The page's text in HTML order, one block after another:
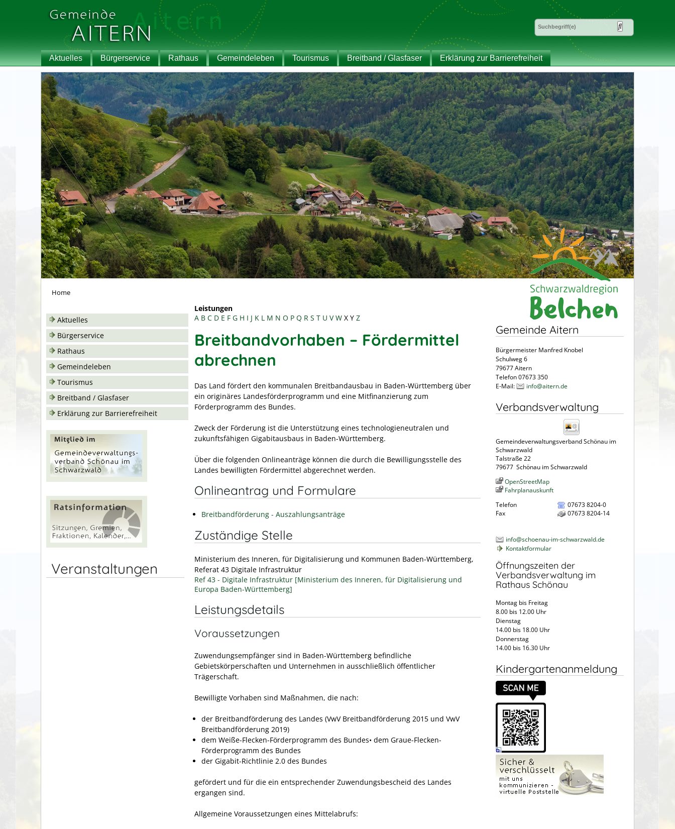
Aktuelles Bürgerservice Rathaus Gemeindeleben Tourismus Breitband / Glasfaser Erklärung zur Barrierefreiheit
Home
Aktuelles
Bürgerservice
Rathaus
Gemeindeleben
Tourismus
Breitband / Glasfaser
Erklärung zur Barrierefreiheit
Veranstaltungen
Leistungen
A B C D E F G H I J K L M N O P Q R S T U V W X Y Z
Breitbandvorhaben – Fördermittel
abrechnen
Das Land fördert den kommunalen Breitbandausbau in Baden-Württemberg über
ein originäres Landesförderprogramm und eine Mitfinanzierung zum
Förderprogramm des Bundes.
Zweck der Förderung ist die Unterstützung eines technologieneutralen und
zukunftsfähigen Gigabitausbaus in Baden-Württemberg.
Über die folgenden Onlineanträge können die durch die Bewilligungsstelle des
Landes bewilligten Fördermittel abgerechnet werden.
Onlineantrag und Formulare
Breitbandförderung - Auszahlungsanträge
Zuständige Stelle
Ministerium des Inneren, für Digitalisierung und Kommunen Baden-Württemberg,
Referat 43 Digitale Infrastruktur
Ref 43 - Digitale Infrastruktur [Ministerium des Inneren, für Digitalisierung und
Europa Baden-Württemberg]
Leistungsdetails
Voraussetzungen
Zuwendungsempfänger sind in Baden-Württemberg befindliche
Gebietskörperschaften und Unternehmen in ausschließlich öffentlicher
Trägerschaft.
Bewilligte Vorhaben sind Maßnahmen, die nach:
der Breitbandförderung des Landes (VwV Breitbandförderung 2015 und VwV
Breitbandförderung 2019)
dem Weiße-Flecken-Förderprogramm des Bundes• dem Graue-Flecken-
Förderprogramm des Bundes
der Gigabit-Richtlinie 2.0 des Bundes
gefördert und für die ein entsprechender Zuwendungsbescheid des Landes
ergangen sind.
Allgemeine Voraussetzungen eines Mittelabrufs:
Gemeinde Aitern
Bürgermeister Manfred Knobel
Schulweg 6
79677 Aitern
Telefon 07673 350
E-Mail:
info@aitern.de
Verbandsverwaltung
Gemeindeverwaltungsverband Schönau im
Schwarzwald
Talstraße 22
79677 Schönau im Schwarzwald
OpenStreetMap
Fahrplanauskunft
Telefon
07673 8204-0
Fax
07673 8204-14
info@schoenau-im-schwarzwald.de
Kontaktformular
Öffnungszeiten der
Verbandsverwaltung im
Rathaus Schönau
Montag bis Freitag
8.00 bis 12.00 Uhr
Dienstag
14.00 bis 18.00 Uhr
Donnerstag
14.00 bis 16.30 Uhr
Kindergartenanmeldung